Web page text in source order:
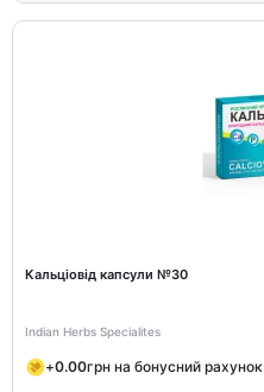
Кальціовід капсули №30
Indian Herbs Specialites
+0.00грн на бонусний рахунок